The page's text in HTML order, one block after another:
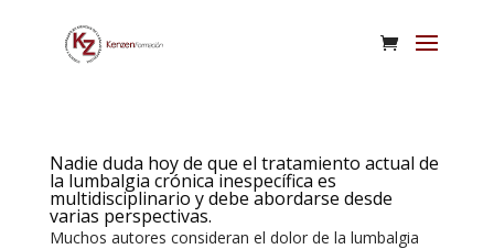
Nadie duda hoy de que el tratamiento actual de
la lumbalgia crónica inespecífica es
multidisciplinario y debe abordarse desde
varias perspectivas.
Muchos autores consideran el dolor de la lumbalgia